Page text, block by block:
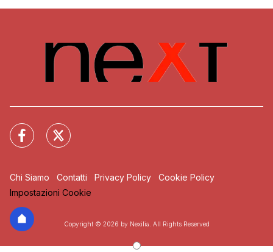
Chi Siamo Contatti Privacy Policy
Cookie Policy
Impostazioni Cookie
Copyright © 2026 by Nexilia. All Rights Reserved